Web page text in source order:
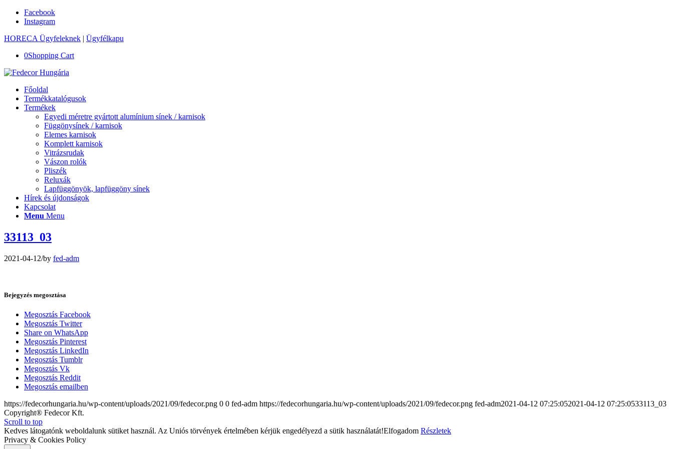
Facebook
Instagram
HORECA Ügyfeleknek | Ügyfélkapu
0Shopping Cart
Főoldal
Termékkatalógusok
Termékek
Egyedi méretre gyártott alumínium sínek / karnisok
Függönysínek / karnisok
Elemes karnisok
Komplett karnisok
Vitrázsrudak
Vászon rolók
Pliszék
Reluxák
Lapfüggönyök, lapfüggöny sínek
Hírek és újdonságok
Kapcsolat
Menu Menu
33113_03
2021-04-12/by fed-adm
Bejegyzés megosztása
Megosztás Facebook
Megosztás Twitter
Share on WhatsApp
Megosztás Pinterest
Megosztás LinkedIn
Megosztás Tumblr
Megosztás Vk
Megosztás Reddit
Megosztás emailben
https://fedecorhungaria.hu/wp-content/uploads/2021/09/fedecor.png 0 0 fed-adm https://fedecorhungaria.hu/wp-content/uploads/2021/09/fedecor.png fed-adm2021-04-12 07:25:052021-04-12 07:25:0533113_03
Copyright® Fedecor Kft.
Scroll to top
Kedves látogatónk weboldalunk sütiket használ. Az Uniós törvények értelmében kérjük engedélyezd a sütik használatát!Elfogadom Részletek
Privacy & Cookies Policy